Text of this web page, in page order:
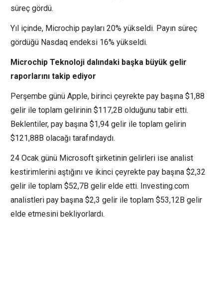
süreç gördü.
Yıl içinde, Microchip payları 20% yükseldi. Payın süreç
gördüğü Nasdaq endeksi 16% yükseldi.
Microchip Teknoloji dalındaki başka büyük gelir
raporlarını takip ediyor
Perşembe günü Apple, birinci çeyrekte pay başına $1,88
gelir ile toplam gelirinin $117,2B olduğunu tabir etti.
Beklentiler, pay başına $1,94 gelir ile toplam gelirin
$121,88B olacağı tarafındaydı.
24 Ocak günü Microsoft şirketinin gelirleri ise analist
kestirimlerini aştığını ve ikinci çeyrekte pay başına $2,32
gelir ile toplam $52,7B gelir elde etti. Investing.com
analistleri pay başına $2,3 gelir ile toplam $53,12B gelir
elde etmesini bekliyorlardı.